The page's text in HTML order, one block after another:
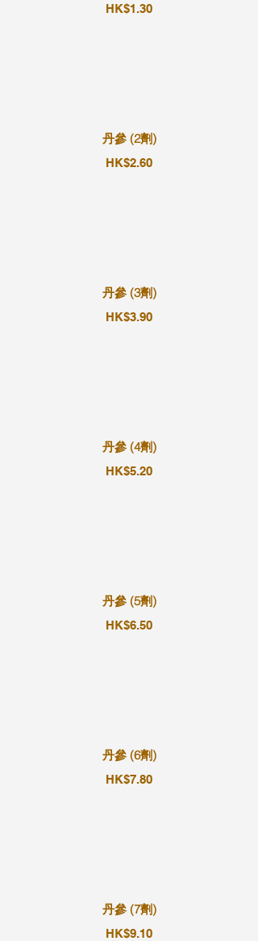
HK$1.30
丹參 (2劑)
HK$2.60
丹參 (3劑)
HK$3.90
丹參 (4劑)
HK$5.20
丹參 (5劑)
HK$6.50
丹參 (6劑)
HK$7.80
丹參 (7劑)
HK$9.10